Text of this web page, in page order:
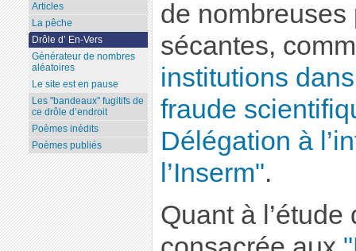
de
sécantes,
institutions
fraude
Délégation à
l’Inserm".
Quant à
Articles
La pêche
Drôle d’ En-Vers
Générateur de nombres
aléatoires
Le site est en pause
Les "bandeaux" fugitifs de
ce drôle d’endroit
Poèmes inédits
Poèmes publiés